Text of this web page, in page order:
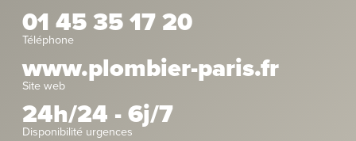
01 45 35 17 20
Téléphone
www.plombier-paris.fr
Site web
24h/24 - 6j/7
Disponibilité urgences